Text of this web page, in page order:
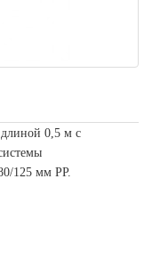
длиной 0,5 м с
125 мм PP.